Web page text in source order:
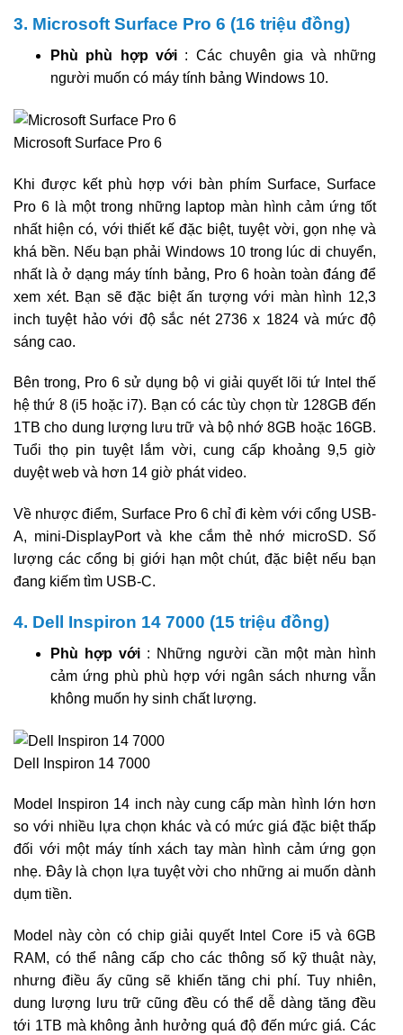
3. Microsoft Surface Pro 6 (16 triệu đồng)
Phù phù hợp với : Các chuyên gia và những
người muốn có máy tính bảng Windows 10.
Microsoft Surface Pro 6
Khi được kết phù hợp với bàn phím Surface, Surface
Pro 6 là một trong những laptop màn hình cảm ứng tốt
nhất hiện có, với thiết kế đặc biệt, tuyệt vời, gọn nhẹ và
khá bền. Nếu bạn phải Windows 10 trong lúc di chuyển,
nhất là ở dạng máy tính bảng, Pro 6 hoàn toàn đáng để
xem xét. Bạn sẽ đặc biệt ấn tượng với màn hình 12,3
inch tuyệt hảo với độ sắc nét 2736 x 1824 và mức độ
sáng cao.
Bên trong, Pro 6 sử dụng bộ vi giải quyết lõi tứ Intel thế
hệ thứ 8 (i5 hoặc i7). Bạn có các tùy chọn từ 128GB đến
1TB cho dung lượng lưu trữ và bộ nhớ 8GB hoặc 16GB.
Tuổi thọ pin tuyệt lắm vời, cung cấp khoảng 9,5 giờ
duyệt web và hơn 14 giờ phát video.
Về nhược điểm, Surface Pro 6 chỉ đi kèm với cổng USB-
A, mini-DisplayPort và khe cắm thẻ nhớ microSD. Số
lượng các cổng bị giới hạn một chút, đặc biệt nếu bạn
đang kiếm tìm USB-C.
4. Dell Inspiron 14 7000 (15 triệu đồng)
Phù hợp với : Những người cần một màn hình
cảm ứng phù phù hợp với ngân sách nhưng vẫn
không muốn hy sinh chất lượng.
Dell Inspiron 14 7000
Model Inspiron 14 inch này cung cấp màn hình lớn hơn
so với nhiều lựa chọn khác và có mức giá đặc biệt thấp
đối với một máy tính xách tay màn hình cảm ứng gọn
nhẹ. Đây là chọn lựa tuyệt vời cho những ai muốn dành
dụm tiền.
Model này còn có chip giải quyết Intel Core i5 và 6GB
RAM, có thể nâng cấp cho các thông số kỹ thuật này,
nhưng điều ấy cũng sẽ khiến tăng chi phí. Tuy nhiên,
dung lượng lưu trữ cũng đều có thể dễ dàng tăng đều
tới 1TB mà không ảnh hưởng quá độ đến mức giá. Các